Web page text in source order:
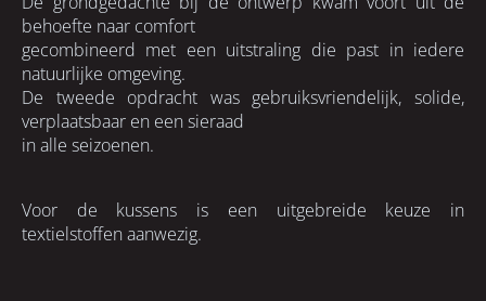
behoefte naar comfort
gecombineerd met een uitstraling die past in iedere
natuurlijke omgeving.
De tweede opdracht was gebruiksvriendelijk, solide,
verplaatsbaar en een sieraad
in alle seizoenen.
Voor de kussens is een uitgebreide keuze in
textielstoffen aanwezig.